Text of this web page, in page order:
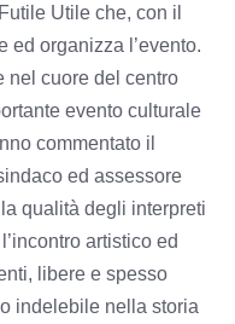
Utile che, con il
ed organizza l’evento.
nel cuore del centro
evento culturale
commentato il
ed assessore
qualità degli interpreti
artistico ed
libere e spesso
indelebile nella storia